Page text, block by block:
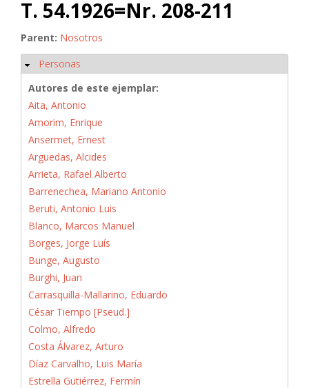
T. 54.1926=Nr. 208-211
Parent: Nosotros
Ocultar
Personas
Autores de este ejemplar:
Aita, Antonio
Amorim, Enrique
Ansermet, Ernest
Arguedas, Alcides
Arrieta, Rafael Alberto
Barrenechea, Mariano Antonio
Beruti, Antonio Luis
Blanco, Marcos Manuel
Borges, Jorge Luís
Bunge, Augusto
Burghi, Juan
Carrasquilla-Mallarino, Eduardo
César Tiempo [Pseud.]
Colmo, Alfredo
Costa Álvarez, Arturo
Díaz Carvalho, Luis María
Estrella Gutiérrez, Fermín